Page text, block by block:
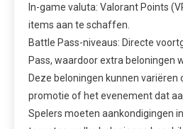
In-game valuta: Valorant Points
items aan te schaffen.
Battle Pass-niveaus: Directe
Pass, waardoor extra beloningen
Deze beloningen kunnen variëren
promotie of het evenement dat
Spelers moeten aankondigingen